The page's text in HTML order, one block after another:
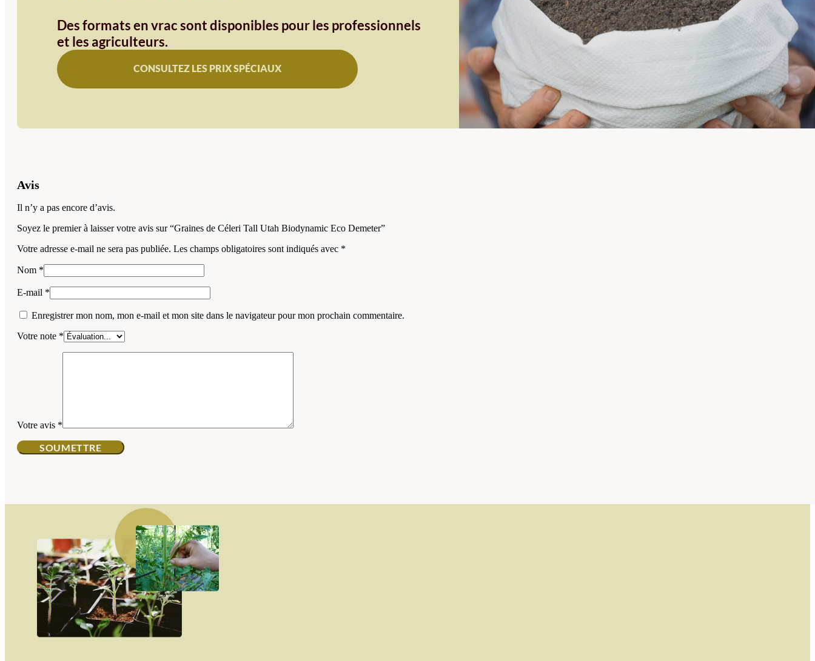
Des formats en vrac sont disponibles pour les professionnels
et les agriculteurs.
CONSULTEZ LES PRIX SPÉCIAUX
Avis
Il n’y a pas encore d’avis.
Soyez le premier à laisser votre avis sur “Graines de Céleri Tall Utah Biodynamic Eco Demeter”
Votre adresse e-mail ne sera pas publiée. Les champs obligatoires sont indiqués avec *
Nom *
E-mail *
Enregistrer mon nom, mon e-mail et mon site dans le navigateur pour mon prochain commentaire.
Votre note *
Votre avis *